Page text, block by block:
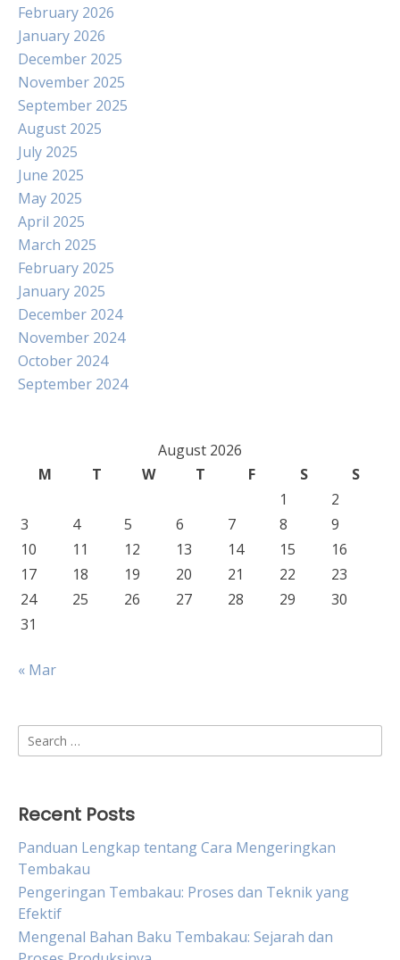
February 2026
January 2026
December 2025
November 2025
September 2025
August 2025
July 2025
June 2025
May 2025
April 2025
March 2025
February 2025
January 2025
December 2024
November 2024
October 2024
September 2024
August 2026
M
T W T F S
S
1
2
3
4 5 6 7 8
9
10
11 12 13 14 15
16
17
18 19 20 21 22
23
24
25 26 27 28 29
30
31
« Mar
Search
for:
Recent Posts
Panduan Lengkap tentang Cara Mengeringkan
Tembakau
Pengeringan Tembakau: Proses dan Teknik yang
Efektif
Mengenal Bahan Baku Tembakau: Sejarah dan